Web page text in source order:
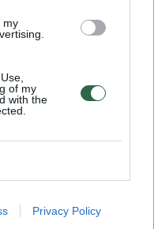
my
of my
with the
Privacy Policy
pakirto
Šiurpūs